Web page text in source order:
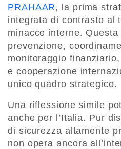
PRAHAAR, la prima
integrata di contrasto al
minacce interne.
prevenzione,
monitoraggio
e cooperazione
unico quadro strategico.
Una riflessione simile
anche per l’Italia. Pur
di sicurezza altamente
non opera ancora